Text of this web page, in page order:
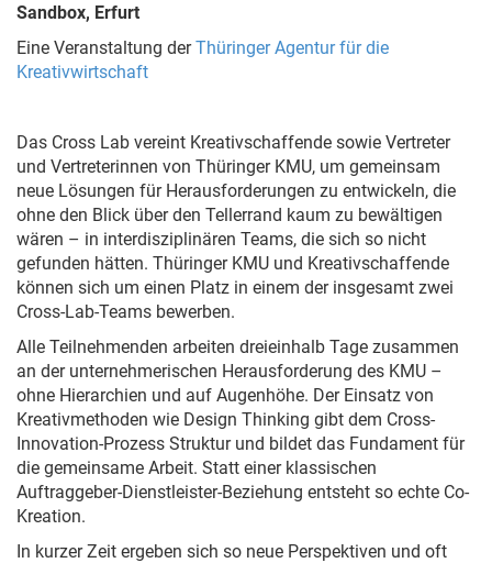
Sandbox, Erfurt
Eine Veranstaltung derThüringer Agentur für die
Kreativwirtschaft
Das Cross Lab vereint Kreativschaffende sowie Vertreter
und Vertreterinnen von Thüringer KMU, um gemeinsam
neue Lösungen für Herausforderungen zu entwickeln, die
ohne den Blick über den Tellerrand kaum zu bewältigen
wären – in interdisziplinären Teams, die sich so nicht
gefunden hätten. Thüringer KMU und Kreativschaffende
können sich um einen Platz in einem der insgesamt zwei
Cross-Lab-Teams bewerben.
Alle Teilnehmenden arbeiten dreieinhalb Tage zusammen
an der unternehmerischen Herausforderung des KMU –
ohne Hierarchien und auf Augenhöhe. Der Einsatz von
Kreativmethoden wie Design Thinking gibt dem Cross-
Innovation-Prozess Struktur und bildet das Fundament für
die gemeinsame Arbeit. Statt einer klassischen
Auftraggeber-Dienstleister-Beziehung entsteht so echte Co-
Kreation.
In kurzer Zeit ergeben sich so neue Perspektiven und oft